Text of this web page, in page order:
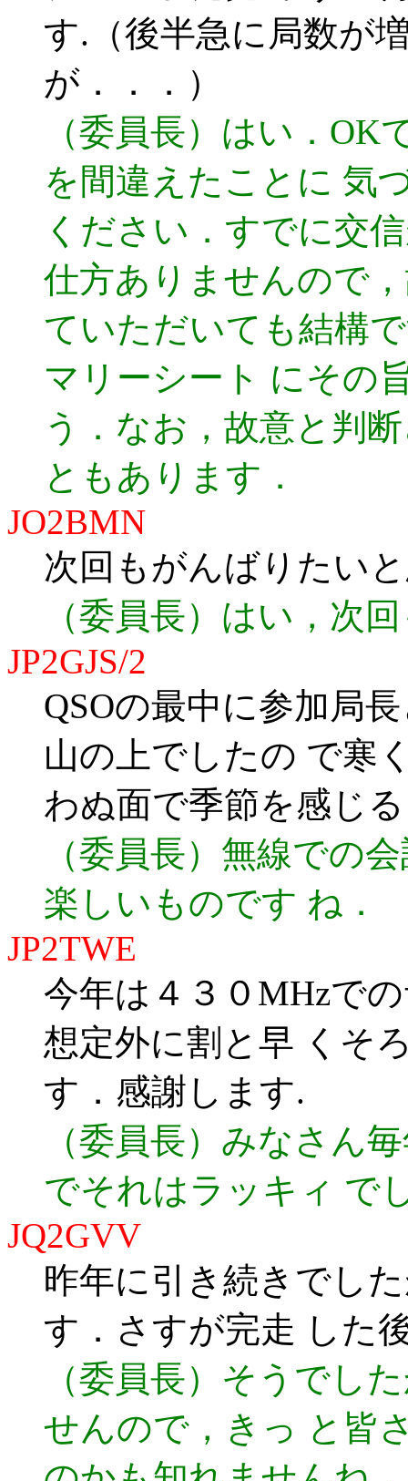
す.（後半急に局数が
が．．．）
（委員長）はい．
を間違えたことに 気
ください．すでに交
仕方ありませんので
ていただいても結構
マリーシート にその
う．なお，故意と判
ともあります．
JO2BMN
次回もがんばりたい
（委員長）はい，次
JP2GJS/2
QSOの最中に参加局
山の上でしたの で寒
わぬ面で季節を感じ
（委員長）無線での
楽しいものです ね．
JP2TWE
今年は４３０MHzで
想定外に割と早 くそ
す．感謝します.
（委員長）みなさん
でそれはラッキィ で
JQ2GVV
昨年に引き続きでし
す．さすが完走 した
（委員長）そうでし
せんので，きっ と皆